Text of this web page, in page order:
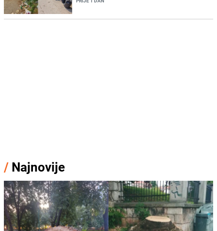
/ Najnovije